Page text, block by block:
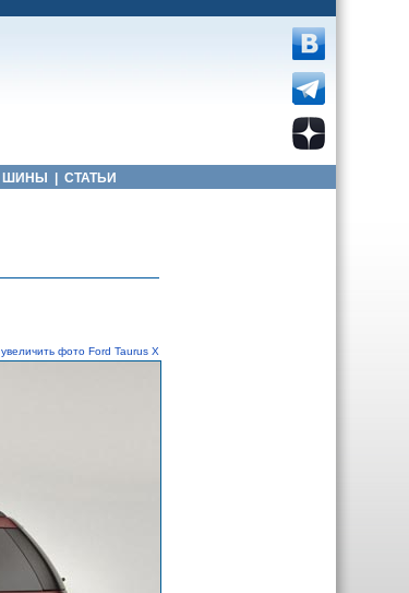
ШИНЫ СТАТЬИ
увеличить фото Ford Taurus X